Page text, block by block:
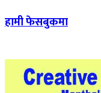
हामी फेसबुकमा